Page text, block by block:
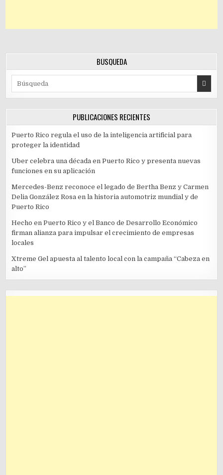
BÚSQUEDA
PUBLICACIONES RECIENTES
Puerto Rico regula el uso de la inteligencia artificial para
proteger la identidad
Uber celebra una década en Puerto Rico y presenta nuevas
funciones en su aplicación
Mercedes-Benz reconoce el legado de Bertha Benz y Carmen
Delia González Rosa en la historia automotriz mundial y de
Puerto Rico
Hecho en Puerto Rico y el Banco de Desarrollo Económico
firman alianza para impulsar el crecimiento de empresas
locales
Xtreme Gel apuesta al talento local con la campaña “Cabeza en
alto”